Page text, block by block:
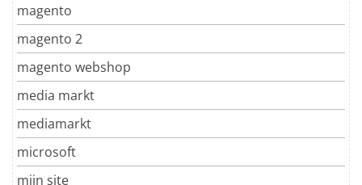
magento
magento 2
magento webshop
media markt
mediamarkt
microsoft
mijn site